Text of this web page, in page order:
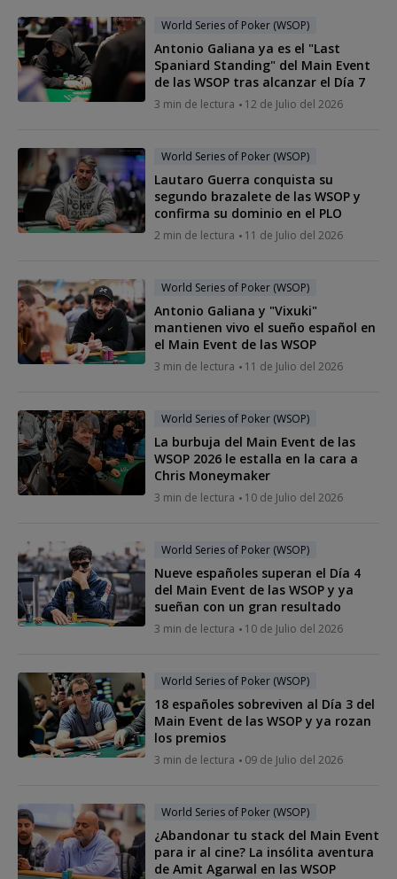
World Series of Poker (WSOP)
Antonio Galiana ya es el "Last
Spaniard Standing" del Main Event
de las WSOP tras alcanzar el Día 7
3 min de lectura 12 de Julio del 2026
World Series of Poker (WSOP)
Lautaro Guerra conquista su
segundo brazalete de las WSOP y
confirma su dominio en el PLO
2 min de lectura 11 de Julio del 2026
World Series of Poker (WSOP)
Antonio Galiana y "Vixuki"
mantienen vivo el sueño español en
el Main Event de las WSOP
3 min de lectura 11 de Julio del 2026
World Series of Poker (WSOP)
La burbuja del Main Event de las
WSOP 2026 le estalla en la cara a
Chris Moneymaker
3 min de lectura 10 de Julio del 2026
World Series of Poker (WSOP)
Nueve españoles superan el Día 4
del Main Event de las WSOP y ya
sueñan con un gran resultado
3 min de lectura 10 de Julio del 2026
World Series of Poker (WSOP)
18 españoles sobreviven al Día 3 del
Main Event de las WSOP y ya rozan
los premios
3 min de lectura 09 de Julio del 2026
World Series of Poker (WSOP)
¿Abandonar tu stack del Main Event
para ir al cine? La insólita aventura
de Amit Agarwal en las WSOP